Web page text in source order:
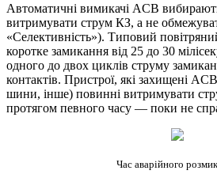
Автоматичні вимикачі ACB
витримувати струм КЗ, а не
«Селективність»). Типовий
коротке замикання від 25 до 30
одного до двох циклів струму
контактів. Пристрої, які захищені
шини, інше) повинні витримувати
протягом певного часу — поки не
Час аварійного